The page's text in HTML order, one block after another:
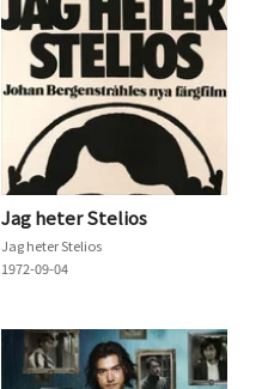
Jag heter Stelios
Jag heter Stelios
1972-09-04